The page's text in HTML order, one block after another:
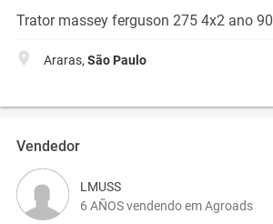
Trator massey ferguson 275 4x2 ano 90
Araras, São Paulo
Vendedor
LMUSS
6 AÑOS vendendo em Agroads